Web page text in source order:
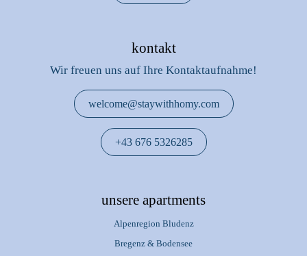
kontakt
Wir freuen uns auf Ihre Kontaktaufnahme!
welcome@staywithhomy.com
+43 676 5326285
unsere apartments
Alpenregion Bludenz
Bregenz & Bodensee